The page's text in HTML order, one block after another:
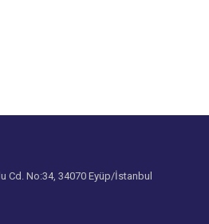
alternatifler olmalı.
Cd. No:34, 34070 Eyüp/İstanbul